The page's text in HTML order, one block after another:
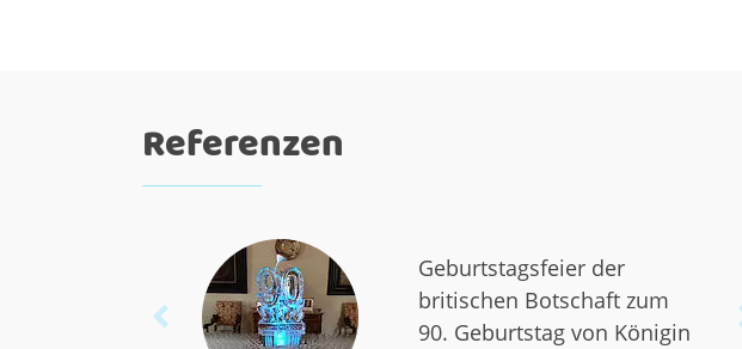
Referenzen
Unterwasserwelt – die
größten Eisskulpturen in der
Tschechischen Republik
Previous